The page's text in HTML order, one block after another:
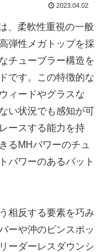
2023.04.02
、柔軟性重視の一般
弾性メガトップを採
チューブラー構造を
です。この特徴的な
ィードやグラスな
い状況でも感知が可
ースする能力を持
るMHパワーのチュ
パワーのあるバット
相反する要素を巧み
ーや沖のピンスポッ
ーダーレスダウンシ